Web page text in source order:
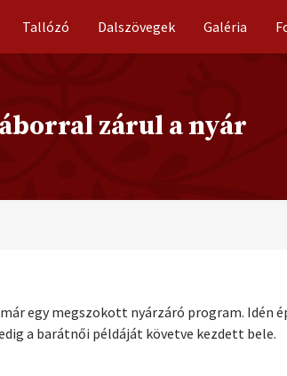
Tallózó Dalszövegek Galéria
zárul a nyár
egy megszokott nyárzáró program. Idén
a barátnői példáját követve kezdett bele.